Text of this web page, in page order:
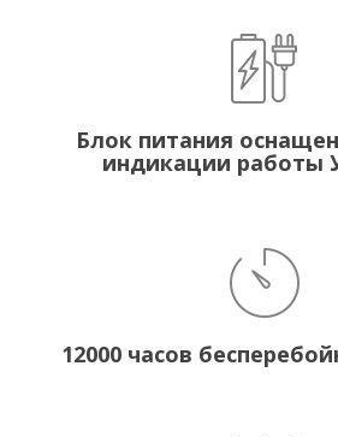
Блок питания
индикации работы
12000 часов